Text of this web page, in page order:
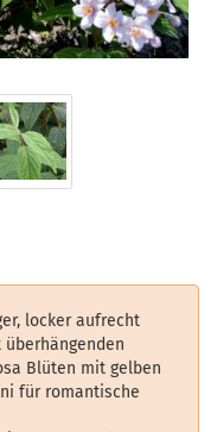
locker aufrecht
Blüten mit gelben
für romantische